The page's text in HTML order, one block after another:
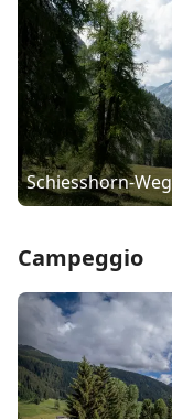
Schiesshorn-Weg
Campeggio